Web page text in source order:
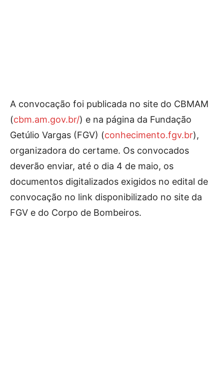
A convocação foi publicada no site do CBMAM
(cbm.am.gov.br/) e na página da Fundação
Getúlio Vargas (FGV) (conhecimento.fgv.br),
organizadora do certame. Os convocados
deverão enviar, até o dia 4 de maio, os
documentos digitalizados exigidos no edital de
convocação no link disponibilizado no site da
FGV e do Corpo de Bombeiros.